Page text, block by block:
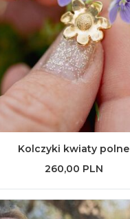
Kolczyki kwiaty polne
260,00 PLN